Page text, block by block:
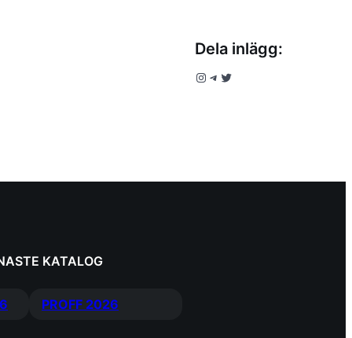
Dela inlägg:
Instagram
Telegram
Twitter
KATALOG
PROFF 2026